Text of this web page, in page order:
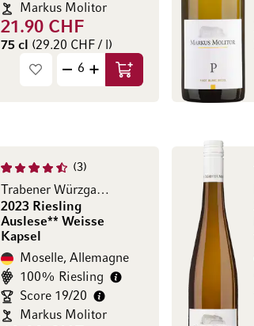
Markus Molitor
21.90 CHF
75 cl (29.20 CHF / l)
Ajouter au panier
3
Trabener Würzgarten
2023 Riesling
Auslese** Weisse
Kapsel
Moselle, Allemagne
100% Riesling
Score 19/20
Markus Molitor